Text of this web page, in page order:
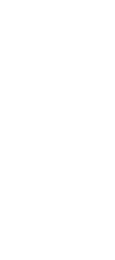
除了統一肉燥
王，也投入泡
株式會社技術
王子麵上市前
設計，擁有多